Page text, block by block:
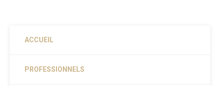
ACCUEIL
PROFESSIONNELS